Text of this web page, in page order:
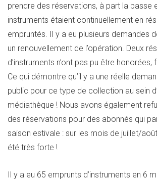
prendre des réservations, à part la basse
instruments étaient continuellement en
empruntés. Il y a eu plusieurs demandes
un renouvellement de l’opération. Deux
d’instruments n’ont pas pu être
Ce qui démontre qu’il y a une réelle
public pour ce type de collection au sein
médiathèque ! Nous avons également
des réservations pour des abonnés qui
saison estivale : sur les mois de juillet/
été très forte !
Il y a eu 65 emprunts d’instruments en 6